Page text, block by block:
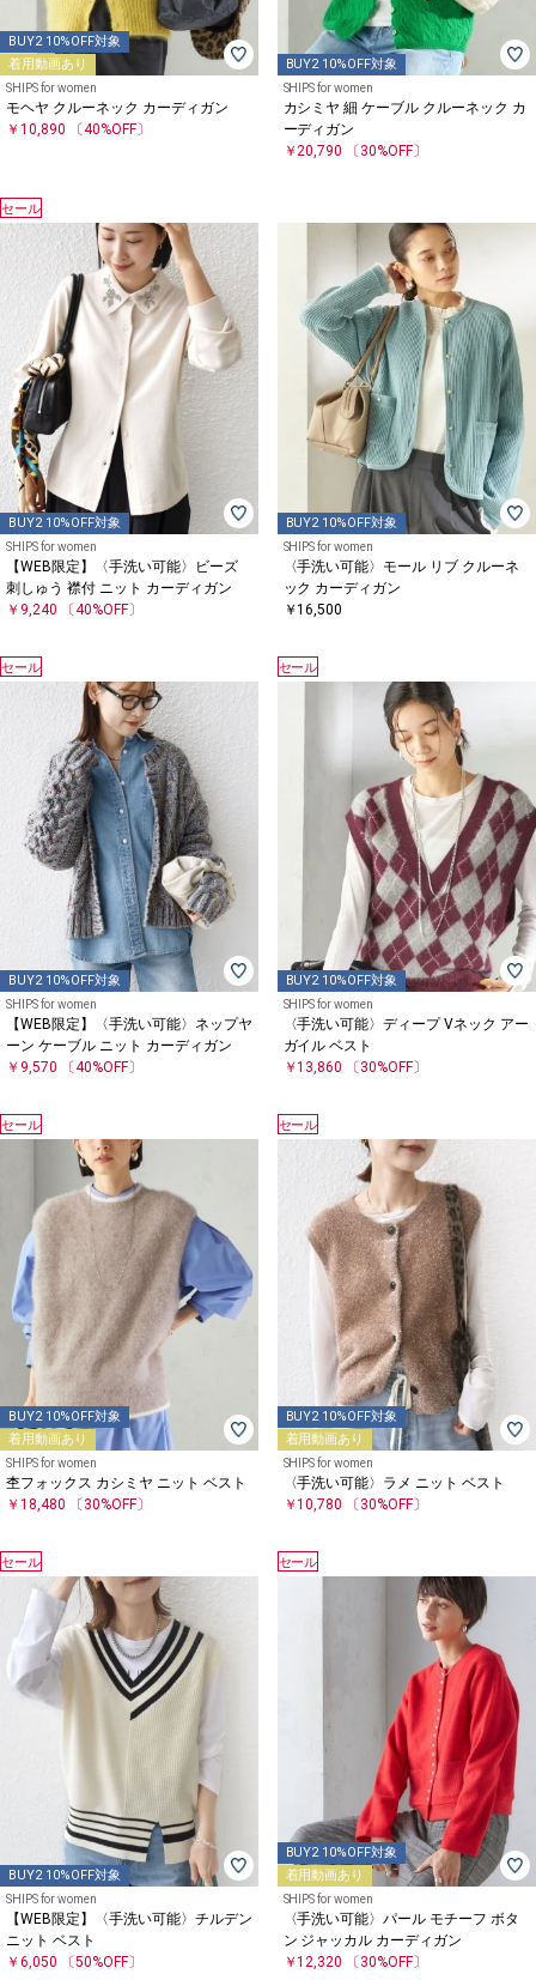
BUY2 10%OFF対象
着用動画あり
SHIPS for women
モヘヤ クルーネック カーディガン
￥10,890 〔40%OFF〕
BUY2 10%OFF対象
SHIPS for women
カシミヤ 細 ケーブル クルーネック カ
ーディガン
￥20,790
〔30%OFF〕
セール
BUY2 10%OFF対象
SHIPS for women
【WEB限定】〈手洗い可能〉ビーズ
刺しゅう 襟付 ニット カーディガン
￥9,240 〔40%OFF〕
BUY2 10%OFF対象
SHIPS for women
〈手洗い可能〉モール リブ クルーネ
ック カーディガン
￥16,500
セール
BUY2 10%OFF対象
SHIPS for women
【WEB限定】〈手洗い可能〉ネップヤ
ーン ケーブル ニット カーディガン
￥9,570 〔40%OFF〕
セール
BUY2 10%OFF対象
SHIPS for women
〈手洗い可能〉ディープ Vネック アー
ガイル ベスト
￥13,860
〔30%OFF〕
セール
BUY2 10%OFF対象
着用動画あり
SHIPS for women
杢フォックス カシミヤ ニット ベスト
￥18,480 〔30%OFF〕
セール
BUY2 10%OFF対象
着用動画あり
SHIPS for women
〈手洗い可能〉ラメ ニット ベスト
￥10,780
〔30%OFF〕
セール
BUY2 10%OFF対象
SHIPS for women
【WEB限定】〈手洗い可能〉チルデン
ニット ベスト
￥6,050 〔50%OFF〕
セール
BUY2 10%OFF対象
着用動画あり
SHIPS for women
〈手洗い可能〉パール モチーフ ボタ
ン ジャッカル カーディガン
￥12,320
〔30%OFF〕